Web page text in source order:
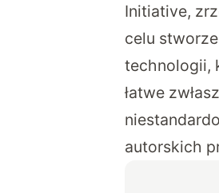
Initiative,
celu
technologii,
łatwe
autorskich